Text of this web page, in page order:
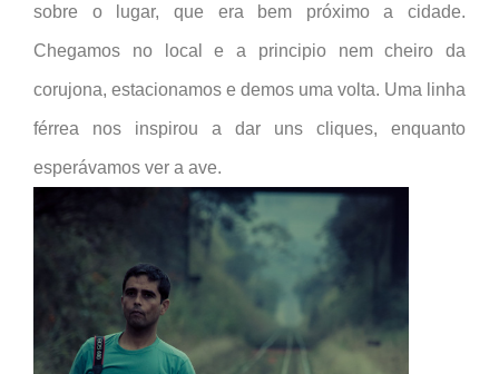
sobre o lugar, que era bem próximo a cidade.
Chegamos no local e a principio nem cheiro da
corujona, estacionamos e demos uma volta. Uma linha
férrea nos inspirou a dar uns cliques, enquanto
esperávamos ver a ave.